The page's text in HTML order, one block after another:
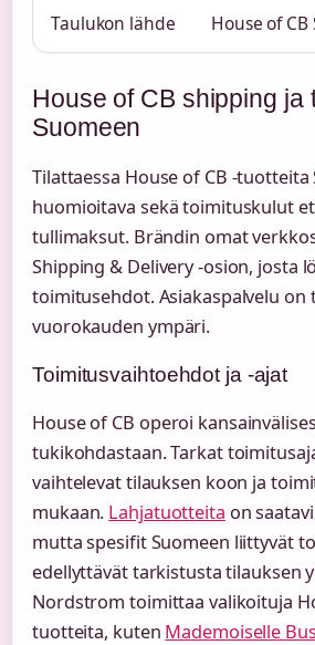
Taulukon lähde House of CB
House of CB shipping ja
Suomeen
Tilattaessa House of CB -tuotteita
huomioitava sekä toimituskulut
tullimaksut. Brändin omat
Shipping & Delivery -osion, josta
toimitusehdot. Asiakaspalvelu on
vuorokauden ympäri.
Toimitusvaihtoehdot ja -ajat
House of CB operoi
tukikohdastaan. Tarkat
vaihtelevat tilauksen koon ja
mukaan. Lahjatuotteita on
mutta spesifit Suomeen liittyvät
edellyttävät tarkistusta tilauksen
Nordstrom toimittaa valikoituja
tuotteita, kuten Mademoiselle